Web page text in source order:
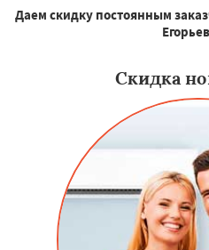
Даем скидку постоянным
Скидка